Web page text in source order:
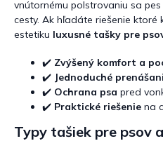
vnútornému polstrovaniu sa
cesty. Ak hľadáte riešenie ktoré
estetiku luxusné tašky pre
✔️ Zvýšený komfort a
✔️ Jednoduché
✔️ Ochrana psa pred
✔️ Praktické riešenie na
Typy tašiek pre psov